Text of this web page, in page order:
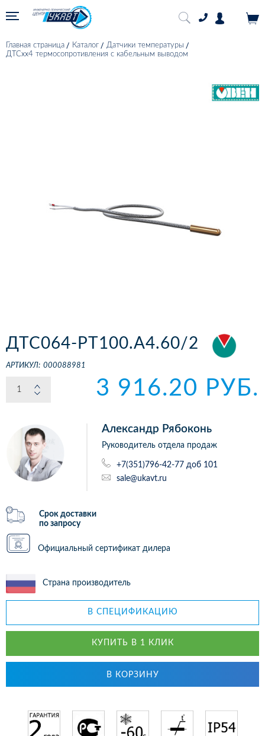
Главная страница Каталог
Датчики температуры
ДТСхх4 термосопротивления с кабельным выводом
ДТС064-РТ100.А4.60/2
АРТИКУЛ: 000088981
3 916.20 РУБ.
Александр Рябоконь
Руководитель отдела продаж
+7(351)796-42-77 доб 101
sale@ukavt.ru
Срок доставки
по запросу
Официальный сертификат дилера
Страна производитель
В СПЕЦИФИКАЦИЮ
КУПИТЬ В 1 КЛИК
В КОРЗИНУ